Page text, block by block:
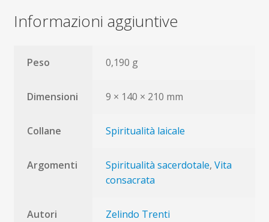
Informazioni aggiuntive
Peso 0,190 g
Dimensioni 9 × 140 × 210 mm
Collane Spiritualità laicale
Argomenti Spiritualità sacerdotale,Vita
consacrata
Autori Zelindo Trenti